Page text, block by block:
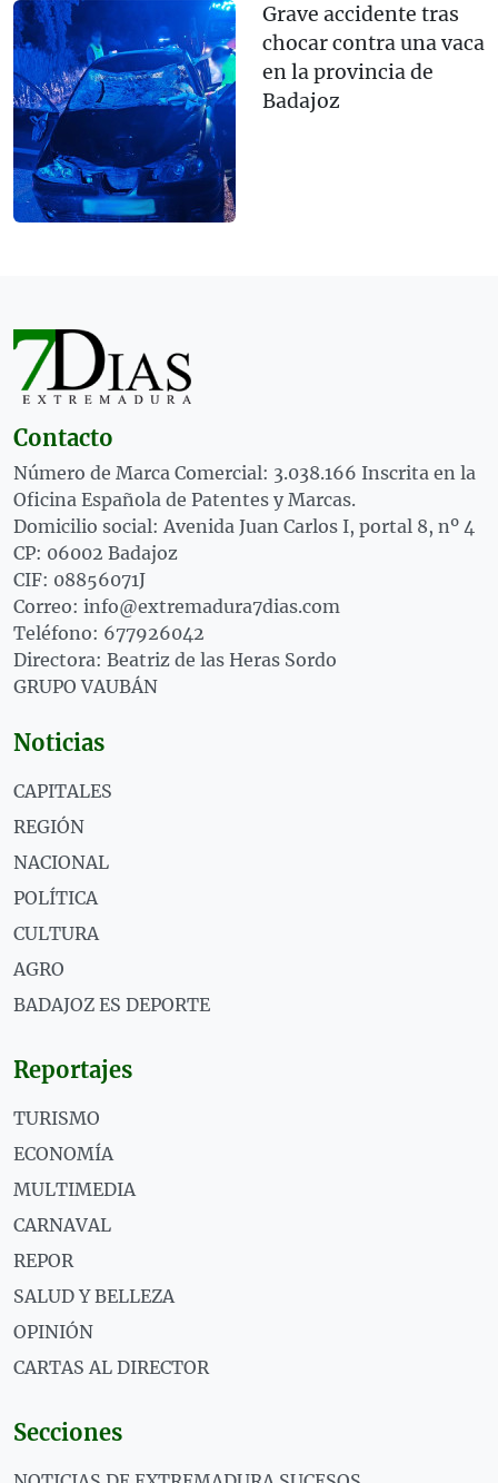
Grave accidente tras
chocar contra una vaca
en la provincia de
Badajoz
Contacto
Número de Marca Comercial: 3.038.166 Inscrita en la
Oficina Española de Patentes y Marcas.
Domicilio social: Avenida Juan Carlos I, portal 8, nº 4
CP: 06002 Badajoz
CIF: 08856071J
Correo: info@extremadura7dias.com
Teléfono: 677926042
Directora: Beatriz de las Heras Sordo
GRUPO VAUBÁN
Noticias
CAPITALES
REGIÓN
NACIONAL
POLÍTICA
CULTURA
AGRO
BADAJOZ ES DEPORTE
Reportajes
TURISMO
ECONOMÍA
MULTIMEDIA
CARNAVAL
REPOR
SALUD Y BELLEZA
OPINIÓN
CARTAS AL DIRECTOR
Secciones